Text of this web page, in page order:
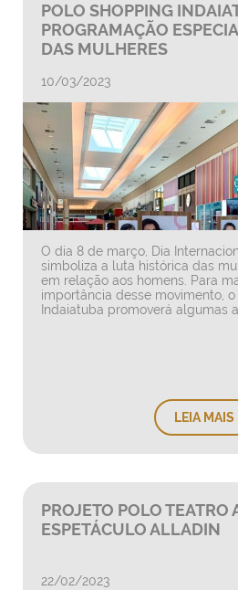
POLO SHOPPING
PROGRAMAÇÃO
DAS MULHERES
10/03/2023
O dia 8 de março, Dia
simboliza a luta histórica das
em relação aos homens. Para
importância desse movimento,
Indaiatuba promoverá algumas
LEIA MAIS
PROJETO POLO TEATRO
ESPETÁCULO ALLADIN
22/02/2023